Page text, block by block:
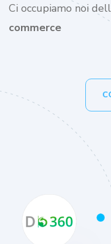
Ci occupiamo noi
commerce